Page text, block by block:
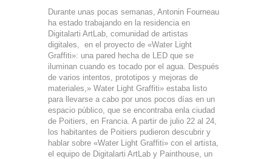
Durante unas pocas semanas, Antonin Fourneau
ha estado trabajando en la residencia en
Digitalarti ArtLab, comunidad de artistas
digitales, en el proyecto de «Water Light
Graffiti»: una pared hecha de LED que se
iluminan cuando es tocado por el agua. Después
de varios intentos, prototipos y mejoras de
materiales,» Water Light Graffiti» estaba listo
para llevarse a cabo por unos pocos días en un
espacio público, que se encontraba enla ciudad
de Poitiers, en Francia. A partir de julio 22 al 24,
los habitantes de Poitiers pudieron descubrir y
hablar sobre «Water Light Graffiti» con el artista,
el equipo de Digitalarti ArtLab y Painthouse, un